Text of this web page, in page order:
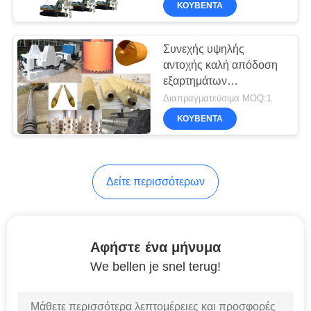
Γεωλογική εξέδρα
γεώτρησης
πετρελαίου
Υδραυλική Στατική
ΚΟΥΒΈΝΤΑ
Συνεχής υψηλής
αντοχής καλή απόδοση
εξαρτημάτων
εγκαταστάσεων
γεώτρησης διατρήσεων
τρυπανιών πτήσης
Διαπραγματεύσιμα MOQ:1
ΚΟΥΒΈΝΤΑ
Δείτε περισσότερων
Αφήστε ένα μήνυμα
We bellen je snel terug!